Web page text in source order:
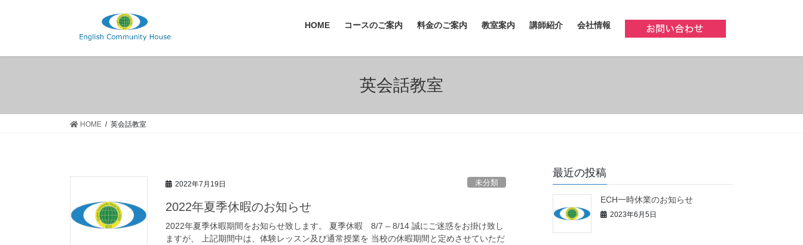
HOME コースのご案内 料金のご案内 教室案内 講師紹介 会社情報
英会話教室
HOME 英会話教室
2022年7月19日 未分類
2022年夏季休暇のお知らせ
2022年夏季休暇期間をお知らせ致します。 夏季休暇 8/7 – 8/14 誠にご迷惑をお掛け致し
ますが、 上記期間中は、体験レッスン及び通常授業を 当校の休暇期間と定めさせていただ
最近の投稿
ECH一時休業のお知らせ
2023年6月5日